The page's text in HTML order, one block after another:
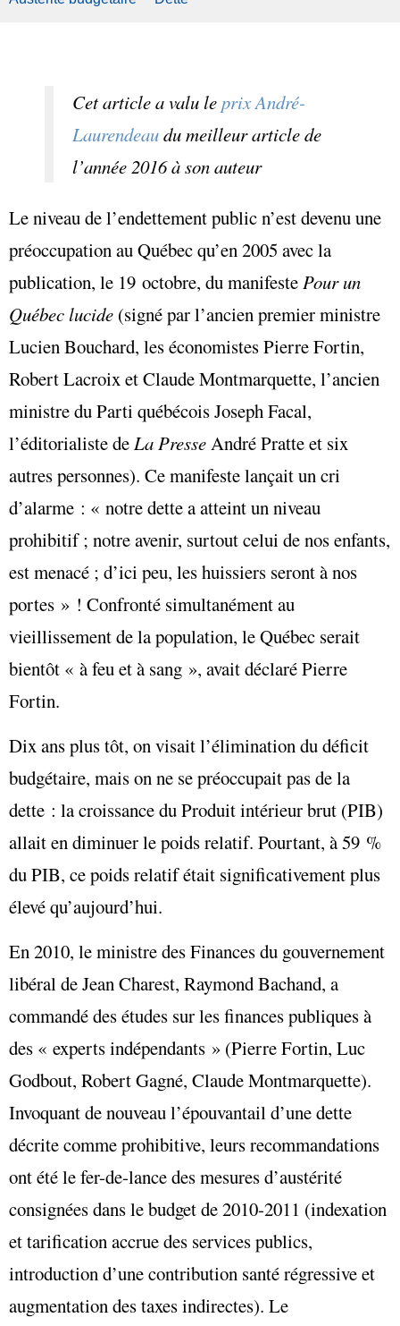
Cet article a valu leprix André-
Laurendeaudu meilleur article de
l’année 2016 à son auteur
Le niveau de l’endettement public n’est devenu une
préoccupation au Québec qu’en 2005 avec la
publication, le 19 octobre, du manifeste Pour un
Québec lucide (signé par l’ancien premier ministre
Lucien Bouchard, les économistes Pierre Fortin,
Robert Lacroix et Claude Montmarquette, l’ancien
ministre du Parti québécois Joseph Facal,
l’éditorialiste de La Presse André Pratte et six
autres personnes). Ce manifeste lançait un cri
d’alarme : « notre dette a atteint un niveau
prohibitif ; notre avenir, surtout celui de nos enfants,
est menacé ; d’ici peu, les huissiers seront à nos
portes » ! Confronté simultanément au
vieillissement de la population, le Québec serait
bientôt « à feu et à sang », avait déclaré Pierre
Fortin.
Dix ans plus tôt, on visait l’élimination du déficit
budgétaire, mais on ne se préoccupait pas de la
dette : la croissance du Produit intérieur brut (PIB)
allait en diminuer le poids relatif. Pourtant, à 59 %
du PIB, ce poids relatif était significativement plus
élevé qu’aujourd’hui.
En 2010, le ministre des Finances du gouvernement
libéral de Jean Charest, Raymond Bachand, a
commandé des études sur les finances publiques à
des « experts indépendants » (Pierre Fortin, Luc
Godbout, Robert Gagné, Claude Montmarquette).
Invoquant de nouveau l’épouvantail d’une dette
décrite comme prohibitive, leurs recommandations
ont été le fer-de-lance des mesures d’austérité
consignées dans le budget de 2010-2011 (indexation
et tarification accrue des services publics,
introduction d’une contribution santé régressive et
augmentation des taxes indirectes). Le